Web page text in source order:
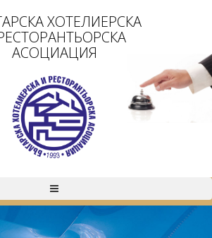
ХОТЕЛИЕРСКА
АСОЦИАЦИЯ